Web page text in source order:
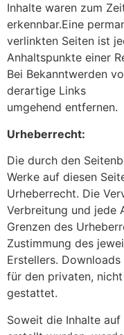
Inhalte waren zum
erkennbar.Eine
verlinkten Seiten ist
Anhaltspunkte einer
Bei Bekanntwerden
derartige Links
umgehend entfernen.
Urheberrecht:
Die durch den
Werke auf diesen
Urheberrecht. Die
Verbreitung und jede
Grenzen des
Zustimmung des
Erstellers.
für den privaten,
gestattet.
Soweit die Inhalte